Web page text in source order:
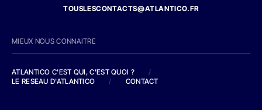
TOUSLESCONTACTS@ATLANTICO.FR
MIEUX NOUS CONNAITRE
ATLANTICO C'EST QUI, C'EST QUOI ?
/
LE RESEAU D'ATLANTICO
/ CONTACT